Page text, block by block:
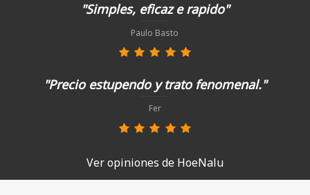
"Simples, eficaz e rapido"
Paulo Basto
"Precio estupendo y trato fenomenal."
Fer
Ver opiniones de HoeNalu